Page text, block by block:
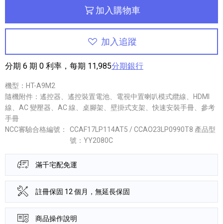
加入購物車
加入追蹤
分期 6 期 0 利率，每期 11,985分期銀行
機型：HT-A9M2
隨機附件：遙控器、遙控裝置電池、電視中置喇叭模式纜線、HDMI
線、AC 變壓器、AC 線、桌腳架、壁掛式支架、快速安裝手冊、參考
手冊
NCC審驗合格編號：
CCAF17LP114AT5 / CCAO23LP0990T8 產品型
號：YY2080C
滿千宅配免運
註冊保固 12 個月，無延長保固
商品操作說明